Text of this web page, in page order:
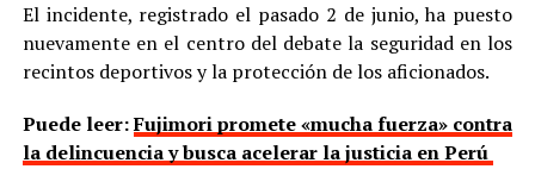
El incidente, registrado el pasado 2 de junio, ha puesto
nuevamente en el centro del debate la seguridad en los
recintos deportivos y la protección de los aficionados.
Puede leer:Fujimori promete «mucha fuerza» contra
la delincuencia y busca acelerar la justicia en Perú